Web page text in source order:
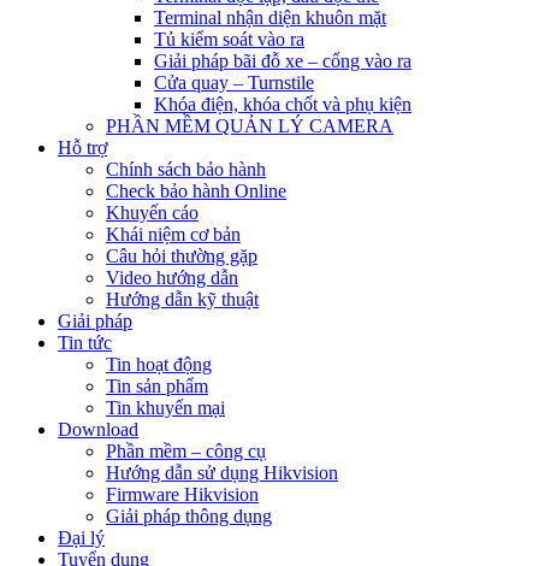
Terminal nhận diện khuôn mặt
Tủ kiểm soát vào ra
Giải pháp bãi đỗ xe – cổng vào ra
Cửa quay – Turnstile
Khóa điện, khóa chốt và phụ kiện
PHẦN MỀM QUẢN LÝ CAMERA
Hỗ trợ
Chính sách bảo hành
Check bảo hành Online
Khuyến cáo
Khái niệm cơ bản
Câu hỏi thường gặp
Video hướng dẫn
Hướng dẫn kỹ thuật
Giải pháp
Tin tức
Tin hoạt động
Tin sản phẩm
Tin khuyến mại
Download
Phần mềm – công cụ
Hướng dẫn sử dụng Hikvision
Firmware Hikvision
Giải pháp thông dụng
Đại lý
Tuyển dụng